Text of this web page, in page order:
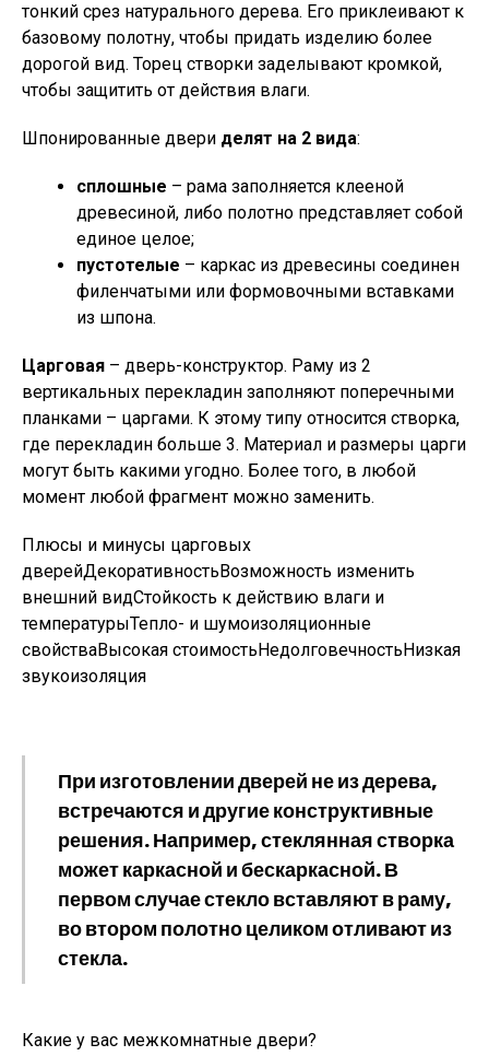
тонкий срез натурального дерева. Его приклеивают к
базовому полотну, чтобы придать изделию более
дорогой вид. Торец створки заделывают кромкой,
чтобы защитить от действия влаги.
Шпонированные двери делят на 2 вида:
сплошные – рама заполняется клееной
древесиной, либо полотно представляет собой
единое целое;
пустотелые – каркас из древесины соединен
филенчатыми или формовочными вставками
из шпона.
Царговая – дверь-конструктор. Раму из 2
вертикальных перекладин заполняют поперечными
планками – царгами. К этому типу относится створка,
где перекладин больше 3. Материал и размеры царги
могут быть какими угодно. Более того, в любой
момент любой фрагмент можно заменить.
Плюсы и минусы царговых
дверейДекоративностьВозможность изменить
внешний видСтойкость к действию влаги и
температурыТепло- и шумоизоляционные
свойстваВысокая стоимостьНедолговечностьНизкая
звукоизоляция
При изготовлении дверей не из дерева,
встречаются и другие конструктивные
решения. Например, стеклянная створка
может каркасной и бескаркасной. В
первом случае стекло вставляют в раму,
во втором полотно целиком отливают из
стекла.
Какие у вас межкомнатные двери?